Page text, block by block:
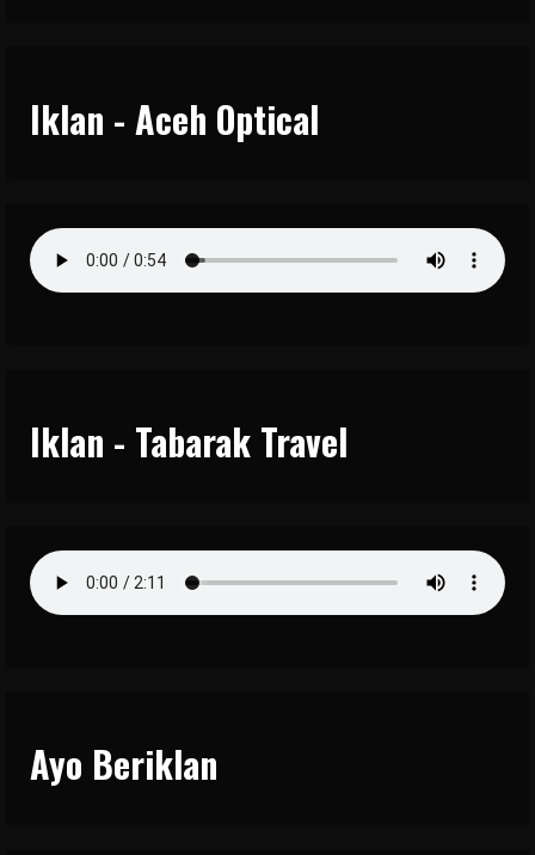
Iklan - Aceh Optical
Iklan - Tabarak Travel
Ayo Beriklan